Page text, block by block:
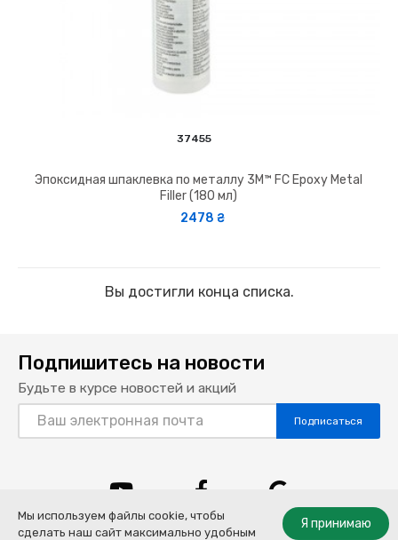
37455
Эпоксидная шпаклевка по металлу 3M™ FC Epoxy Metal
Filler (180 мл)
2478 ₴
Вы достигли конца списка.
Подпишитесь на новости
Будьте в курсе новостей и акций
Подписаться
YouTube Facebook Google
Я принимаю
Мы используем файлы cookie, чтобы
сделать наш сайт максимально удобным